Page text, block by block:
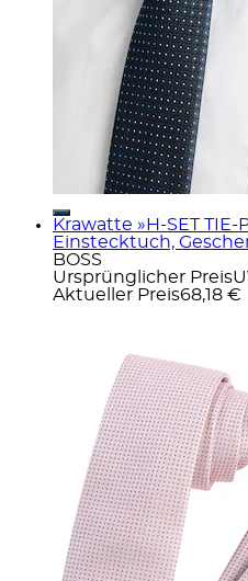
Krawatte »H-SET TIE-
Einstecktuch,
BOSS
Ursprünglicher Preis
Aktueller Preis68,18 €